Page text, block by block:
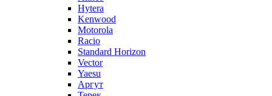
Hytera
Kenwood
Motorola
Racio
Standard Horizon
Vector
Yaesu
Аргут